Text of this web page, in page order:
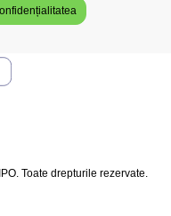
Toate drepturile rezervate.